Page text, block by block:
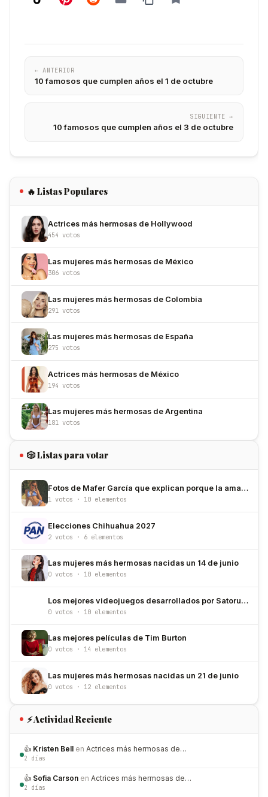
← ANTERIOR
10 famosos que cumplen años el 1 de octubre
SIGUIENTE →
10 famosos que cumplen años el 3 de octubre
🔥 Listas Populares
Actrices más hermosas de Hollywood
454 votos
Las mujeres más hermosas de México
306 votos
Las mujeres más hermosas de Colombia
291 votos
Las mujeres más hermosas de España
275 votos
Actrices más hermosas de México
194 votos
Las mujeres más hermosas de Argentina
181 votos
🎲 Listas para votar
Fotos de Mafer García que explican porque la amamos
1 votos · 10 elementos
Elecciones Chihuahua 2027
2 votos · 6 elementos
Las mujeres más hermosas nacidas un 14 de junio
0 votos · 10 elementos
Los mejores videojuegos desarrollados por Satoru Iwata
0 votos · 10 elementos
Las mejores películas de Tim Burton
0 votos · 14 elementos
Las mujeres más hermosas nacidas un 21 de junio
0 votos · 12 elementos
⚡ Actividad Reciente
👍 Kristen Bell en Actrices más hermosas de…
2 días
👍 Sofia Carson en Actrices más hermosas de…
2 días